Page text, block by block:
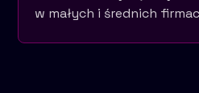
w małych i średnich